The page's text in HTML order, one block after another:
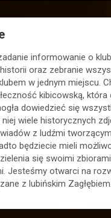
informowanie o
oraz zebranie
w jednym miejscu.
kibicowską, która
dowiedzieć się
wiele historycznych
z ludźmi
będziecie mieli
się swoimi
Jesteśmy otwarci na
z lubińskim Zagłębiem.